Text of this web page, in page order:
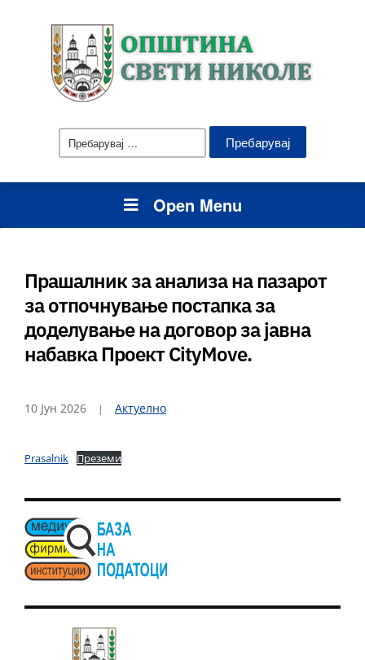
Пребарувај
за:
Open Menu
Прашалник за анализа на пазарот
за отпочнување постапка за
доделување на договор за јавна
набавка Проект CityMove.
10 Јун 2026 Актуелно
Prasalnik Преземи